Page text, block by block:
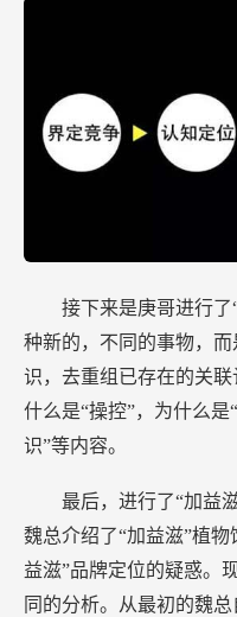
接下来是庚哥进行
种新的，不同的事物，
识，去重组已存在的关
什么是“操控”，为什么是
识”等内容。
最后，进行了“加益
魏总介绍了“加益滋”植
益滋”品牌定位的疑惑。
同的分析。从最初的魏